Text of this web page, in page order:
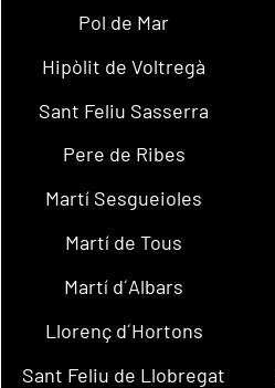
Pol de Mar
Hipòlit de Voltregà
Sant Feliu Sasserra
Pere de Ribes
Martí Sesgueioles
Martí de Tous
Martí d´Albars
Llorenç d´Hortons
Sant Feliu de Llobregat